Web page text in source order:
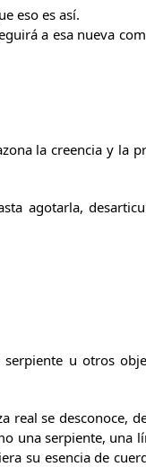
eso es así.
a esa nueva
la creencia y la
agotarla,
u otros
real se desconoce,
una serpiente, una
su esencia de